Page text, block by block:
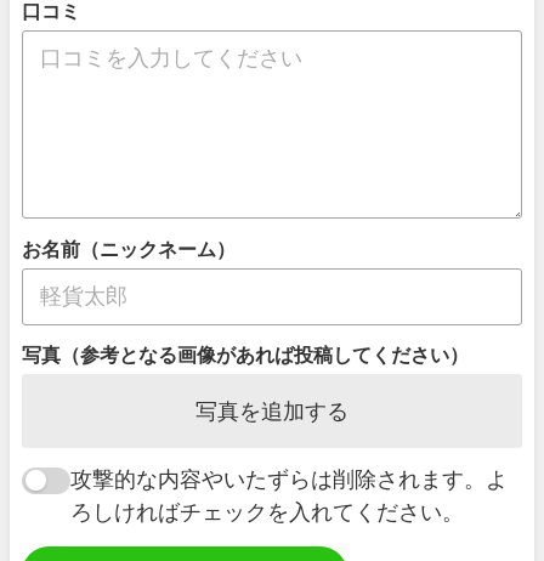
口コミ
お名前（ニックネーム）
写真（参考となる画像があれば投稿してください）
写真を追加する
攻撃的な内容やいたずらは削除されます。よ
ろしければチェックを入れてください。